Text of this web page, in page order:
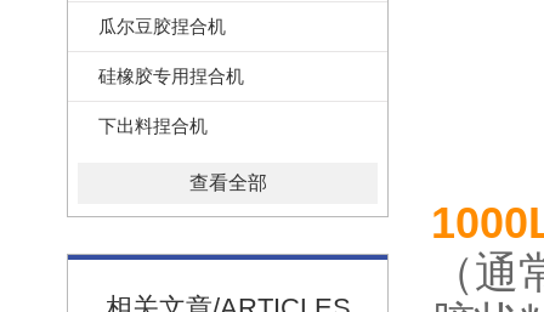
瓜尔豆胶捏合机
硅橡胶专用捏合机
下出料捏合机
查看全部
（